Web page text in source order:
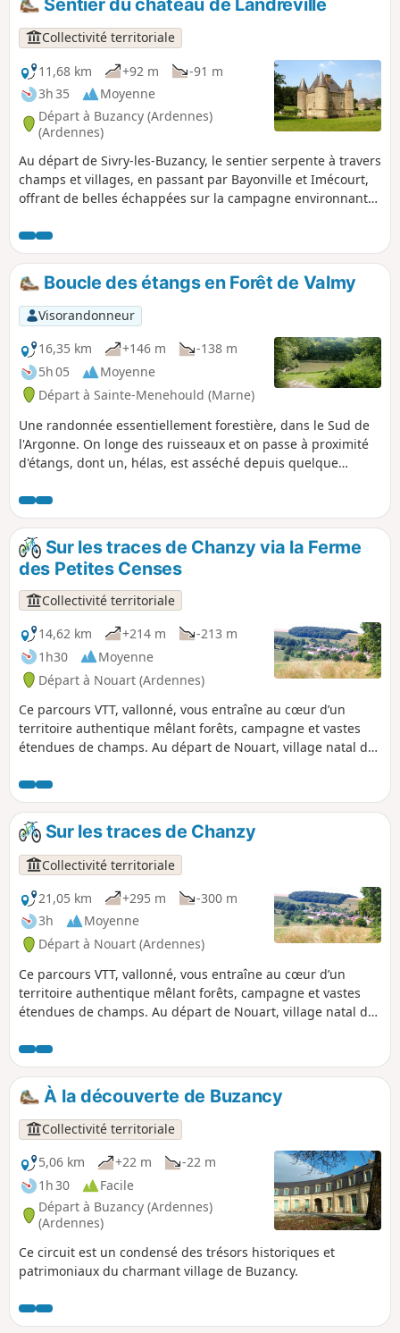
Sentier du château de Landreville
Collectivité territoriale
11,68 km
+92 m
-91 m
3h 35
Moyenne
Départ à Buzancy (Ardennes)
(Ardennes)
Au départ de Sivry-les-Buzancy, le sentier serpente à travers
champs et villages, en passant par Bayonville et Imécourt,
offrant de belles échappées sur la campagne environnante.
dévoile au fil de la marche, apportant une touche
patrimoniale à cette randonnée accessible et ressourçante.
Idéale pour les amateurs de nature, de calme et de
découvertes locales.
Boucle des étangs en Forêt de Valmy
Visorandonneur
16,35 km
+146 m
-138 m
5h 05
Moyenne
Départ à Sainte-Menehould (Marne)
Une randonnée essentiellement forestière, dans le Sud de
l'Argonne. On longe des ruisseaux et on passe à proximité
d'étangs, dont un, hélas, est asséché depuis quelque
Sur les traces de Chanzy via la Ferme
des Petites Censes
Collectivité territoriale
14,62 km
+214 m
-213 m
1h30
Moyenne
Départ à Nouart (Ardennes)
Ce parcours VTT, vallonné, vous entraîne au cœur d’un
territoire authentique mêlant forêts, campagne et vastes
étendues de champs. Au départ de Nouart, village natal du
hameaux : Tailly, Barricourt, les Petites Censes, les
Forgettes, Les Tuileries... où se dévoilent de remarquables
bâtisses en pierre, témoins du patrimoine local. Un sentier
rythmé et varié, idéal pour les amateurs de VTT en quête de
nature, de relief et de découvertes historiques.
Sur les traces de Chanzy
Collectivité territoriale
21,05 km
+295 m
-300 m
3h
Moyenne
Départ à Nouart (Ardennes)
Ce parcours VTT, vallonné, vous entraîne au cœur d’un
territoire authentique mêlant forêts, campagne et vastes
étendues de champs. Au départ de Nouart, village natal du
hameaux : Tailly, Barricourt, les Petites Censes, les
Forgettes, Les Tuileries, Rémonville... où se dévoilent de
remarquables bâtisses en pierre, témoins du patrimoine
local. Un sentier rythmé et varié, idéal pour les amateurs de
VTT en quête de nature, de relief et de découvertes
historiques.
À la découverte de Buzancy
Collectivité territoriale
5,06 km
+22 m
-22 m
1h 30
Facile
Départ à Buzancy (Ardennes)
(Ardennes)
Ce circuit est un condensé des trésors historiques et
patrimoniaux du charmant village de Buzancy.